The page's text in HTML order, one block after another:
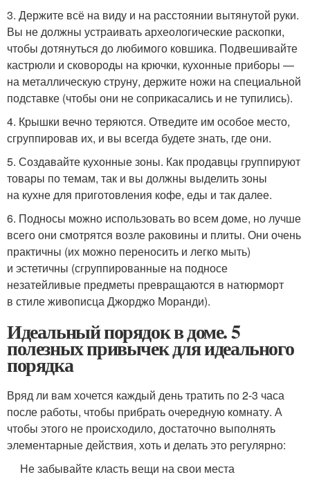
3. Держите всё на виду и на расстоянии вытянутой руки.
Вы не должны устраивать археологические раскопки,
чтобы дотянуться до любимого ковшика. Подвешивайте
кастрюли и сковороды на крючки, кухонные приборы —
на металлическую струну, держите ножи на специальной
подставке (чтобы они не соприкасались и не тупились).
4. Крышки вечно теряются. Отведите им особое место,
сгруппировав их, и вы всегда будете знать, где они.
5. Создавайте кухонные зоны. Как продавцы группируют
товары по темам, так и вы должны выделить зоны
на кухне для приготовления кофе, еды и так далее.
6. Подносы можно использовать во всем доме, но лучше
всего они смотрятся возле раковины и плиты. Они очень
практичны (их можно переносить и легко мыть)
и эстетичны (сгруппированные на подносе
незатейливые предметы превращаются в натюрморт
в стиле живописца Джорджо Моранди).
Идеальный порядок в доме. 5
полезных привычек для идеального
порядка
Вряд ли вам хочется каждый день тратить по 2-3 часа
после работы, чтобы прибрать очередную комнату. А
чтобы этого не происходило, достаточно выполнять
элементарные действия, хоть и делать это регулярно:
Не забывайте класть вещи на свои места